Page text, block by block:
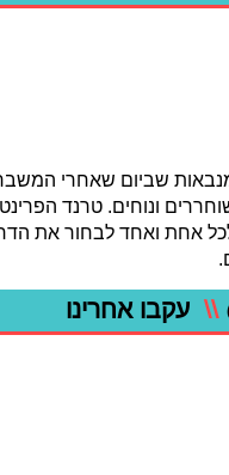
שביום שאחרי
ונוחים. טרנד
אחת ואחד לבחור את
\\ עקבו אחרינו